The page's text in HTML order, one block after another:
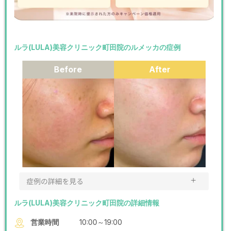
ルラ(LULA)美容クリニック町田院のルメッカの症例
Before After
症例の詳細を見る ＋
ルラ(LULA)美容クリニック町田院の詳細情報
営業時間 10:00～19:00